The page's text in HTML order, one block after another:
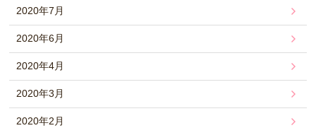
2020年7月
2020年6月
2020年4月
2020年3月
2020年2月